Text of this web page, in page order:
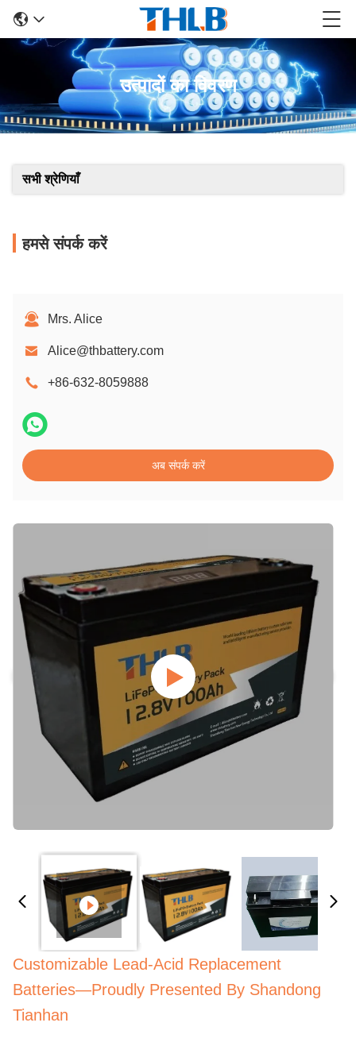
उत्पादों का विवरण
सभी श्रेणियाँ
हमसे संपर्क करें
Mrs. Alice
Alice@thbattery.com
+86-632-8059888
अब संपर्क करें
Customizable Lead-Acid Replacement
Batteries—Proudly Presented By Shandong
Tianhan